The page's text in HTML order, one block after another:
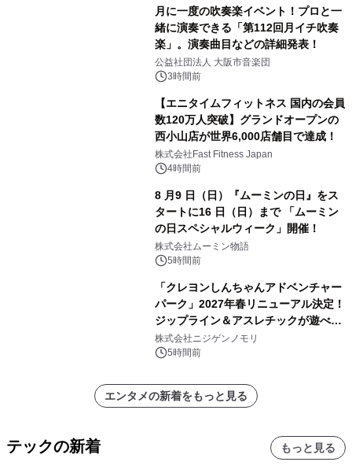
月に一度の吹奏楽イベント！プロと一
緒に演奏できる「第112回月イチ吹奏
楽」。演奏曲目などの詳細発表！
公益社団法人 大阪市音楽団
3時間前
【エニタイムフィットネス 国内の会員
数120万人突破】グランドオープンの
西小山店が世界6,000店舗目で達成！
株式会社Fast Fitness Japan
4時間前
8 月9 日（日）『ムーミンの日』をス
タートに16 日（日）まで 「ムーミン
の日スペシャルウィーク」開催！
株式会社ムーミン物語
5時間前
「クレヨンしんちゃんアドベンチャー
パーク」2027年春リニューアル決定！
ジップライン＆アスレチックが遊べる
のは今年が最後！ 「ラスト！ドキがム
ネムネ～大作戦！」始動
株式会社ニジゲンノモリ
5時間前
エンタメの新着をもっと見る
テックの新着 もっと見る